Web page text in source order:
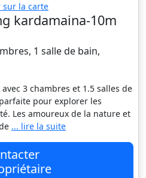
sur la carte
kardamaina-10m
1 salle de bain,
3 chambres et 1.5 salles de
pour explorer les
Les amoureux de la nature et
... lire la suite